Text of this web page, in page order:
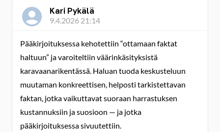
Kari Pykälä
9.4.2026 21:14
Pääkirjoituksessa kehotettiin “ottamaan faktat
haltuun” ja varoiteltiin väärinkäsityksistä
karavaanarikentässä. Haluan tuoda keskusteluun
muutaman konkreettisen, helposti tarkistettavan
faktan, jotka vaikuttavat suoraan harrastuksen
kustannuksiin ja suosioon — ja jotka
pääkirjoituksessa sivuutettiin.